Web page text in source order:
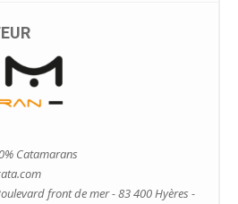
Catamarans
front de mer - 83 400 Hyères -